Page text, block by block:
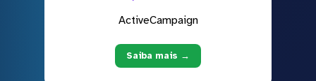
ActiveCampaign
Saiba mais →